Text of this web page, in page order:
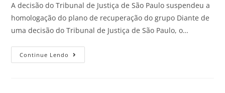
A decisão do Tribunal de Justiça de São Paulo suspendeu a
homologação do plano de recuperação do grupo Diante de
uma decisão do Tribunal de Justiça de São Paulo, o…
Continue Lendo